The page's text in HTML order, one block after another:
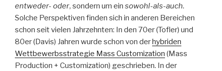
entweder- oder, sondern um ein sowohl-als-auch.
Solche Perspektiven finden sich in anderen Bereichen
schon seit vielen Jahrzehnten: In den 70er (Tofler) und
80er (Davis) Jahren wurde schon von derhybriden
Wettbewerbsstrategie Mass Customization (Mass
Production + Customization) geschrieben. In der